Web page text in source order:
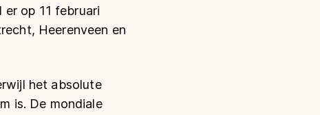
op 11 februari
Heerenveen en
het absolute
is. De mondiale